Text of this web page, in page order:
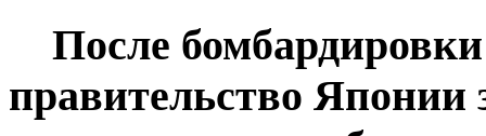
После
правительство Японии